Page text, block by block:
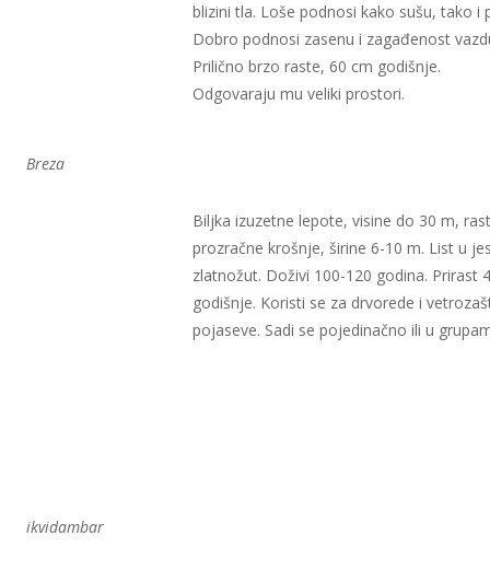
blizini tla. Loše podnosi kako sušu, tako i
Dobro podnosi zasenu i zagađenost
Prilično brzo raste, 60 cm godišnje.
Odgovaraju mu veliki prostori.
Breza
Biljka izuzetne lepote, visine do 30 m,
prozračne krošnje, širine 6-10 m. List u
zlatnožut. Doživi 100-120 godina. Prirast
godišnje. Koristi se za drvorede i
pojaseve. Sadi se pojedinačno ili u
ikvidambar